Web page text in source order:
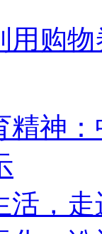
用购
神：
活，